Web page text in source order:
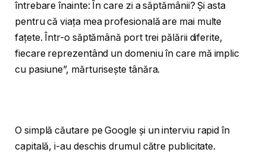
întrebare înainte: În care zi a săptămânii? Și asta
pentru că viața mea profesională are mai multe
fațete. Într-o săptămână port trei pălării diferite,
fiecare reprezentând un domeniu în care mă implic
cu pasiune”, mărturisește tânăra.
O simplă căutare pe Google și un interviu rapid în
capitală, i-au deschis drumul către publicitate.